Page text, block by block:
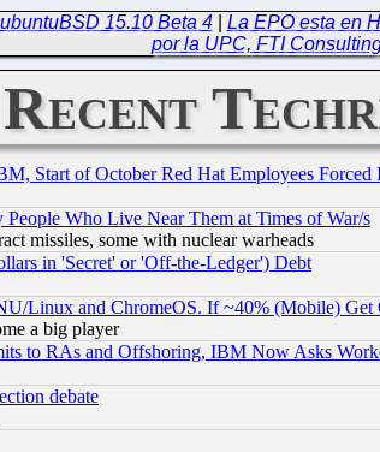
15.10 Beta 4| La EPO esta en
por la UPC, FTI
Recent
Start of October Red Hat Employees
Who Live Near Them at Times of War/s
missiles, some with nuclear warheads
in 'Secret' or 'Off-the-Ledger') Debt
Linux and ChromeOS. If ~40% (Mobile)
a big player
to RAs and Offshoring, IBM Now Asks
debate